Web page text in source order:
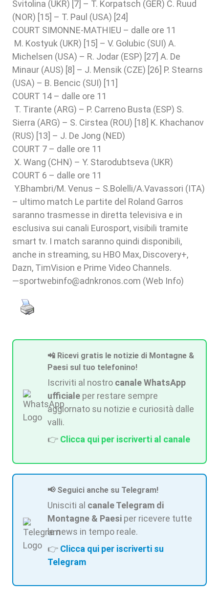
Svitolina (UKR) [7] – T. Korpatsch (GER) C. Ruud
(NOR) [15] – T. Paul (USA) [24]
COURT SIMONNE-MATHIEU – dalle ore 11
M. Kostyuk (UKR) [15] – V. Golubic (SUI) A.
Michelsen (USA) – R. Jodar (ESP) [27] A. De
Minaur (AUS) [8] – J. Mensik (CZE) [26] P. Stearns
(USA) – B. Bencic (SUI) [11]
COURT 14 – dalle ore 11
T. Tirante (ARG) – P. Carreno Busta (ESP) S.
Sierra (ARG) – S. Cirstea (ROU) [18] K. Khachanov
(RUS) [13] – J. De Jong (NED)
COURT 7 – dalle ore 11
X. Wang (CHN) – Y. Starodubtseva (UKR)
COURT 6 – dalle ore 11
Y.Bhambri/M. Venus – S.Bolelli/A.Vavassori (ITA)
– ultimo match Le partite del Roland Garros
saranno trasmesse in diretta televisiva e in
esclusiva sui canali Eurosport, visibili tramite
smart tv. I match saranno quindi disponibili,
anche in streaming, su HBO Max, Discovery+,
Dazn, TimVision e Prime Video Channels.
—sportwebinfo@adnkronos.com (Web Info)
📲 Ricevi gratis le notizie di Montagne &
Paesi sul tuo telefonino!
Iscriviti al nostro canale WhatsApp
ufficiale per restare sempre
aggiornato su notizie e curiosità dalle
valli.
👉 Clicca qui per iscriverti al canale
📢 Seguici anche su Telegram!
Unisciti al canale Telegram di
Montagne & Paesi per ricevere tutte
le news in tempo reale.
👉 Clicca qui per iscriverti su
Telegram